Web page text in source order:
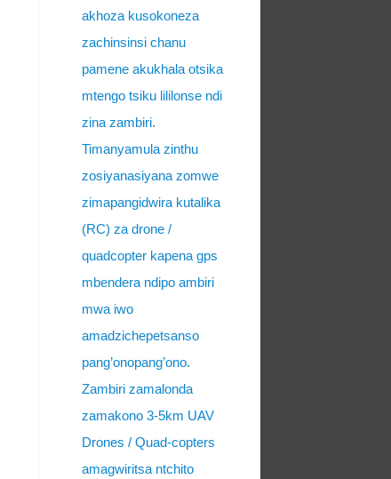
akhoza kusokoneza
zachinsinsi chanu
pamene akukhala otsika
mtengo tsiku lililonse ndi
zina zambiri.
Timanyamula zinthu
zosiyanasiyana zomwe
zimapangidwira kutalika
(RC) za drone /
quadcopter kapena gps
mbendera ndipo ambiri
mwa iwo
amadzichepetsanso
pang’onopang’ono.
Zambiri zamalonda
zamakono 3-5km UAV
Drones / Quad-copters
amagwiritsa ntchito